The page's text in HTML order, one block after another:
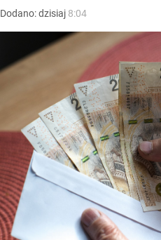
Dodano:dzisiaj 8:04